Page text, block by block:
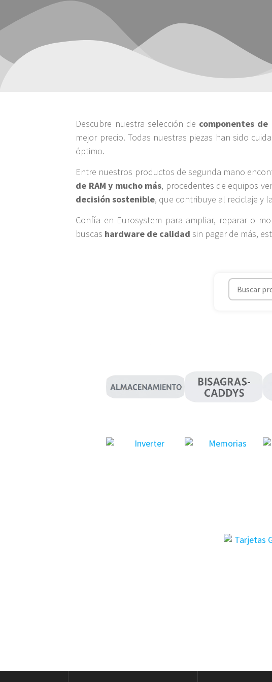
Descubre nuestra selección de componentes
mejor precio. Todas nuestras piezas han sido
óptimo.
Entre nuestros productos de segunda mano
de RAM y mucho más, procedentes de equipos
decisión sostenible, que contribuye al reciclaje y
Confía en Eurosystem para ampliar, reparar o
buscas hardware de calidad sin pagar de más,